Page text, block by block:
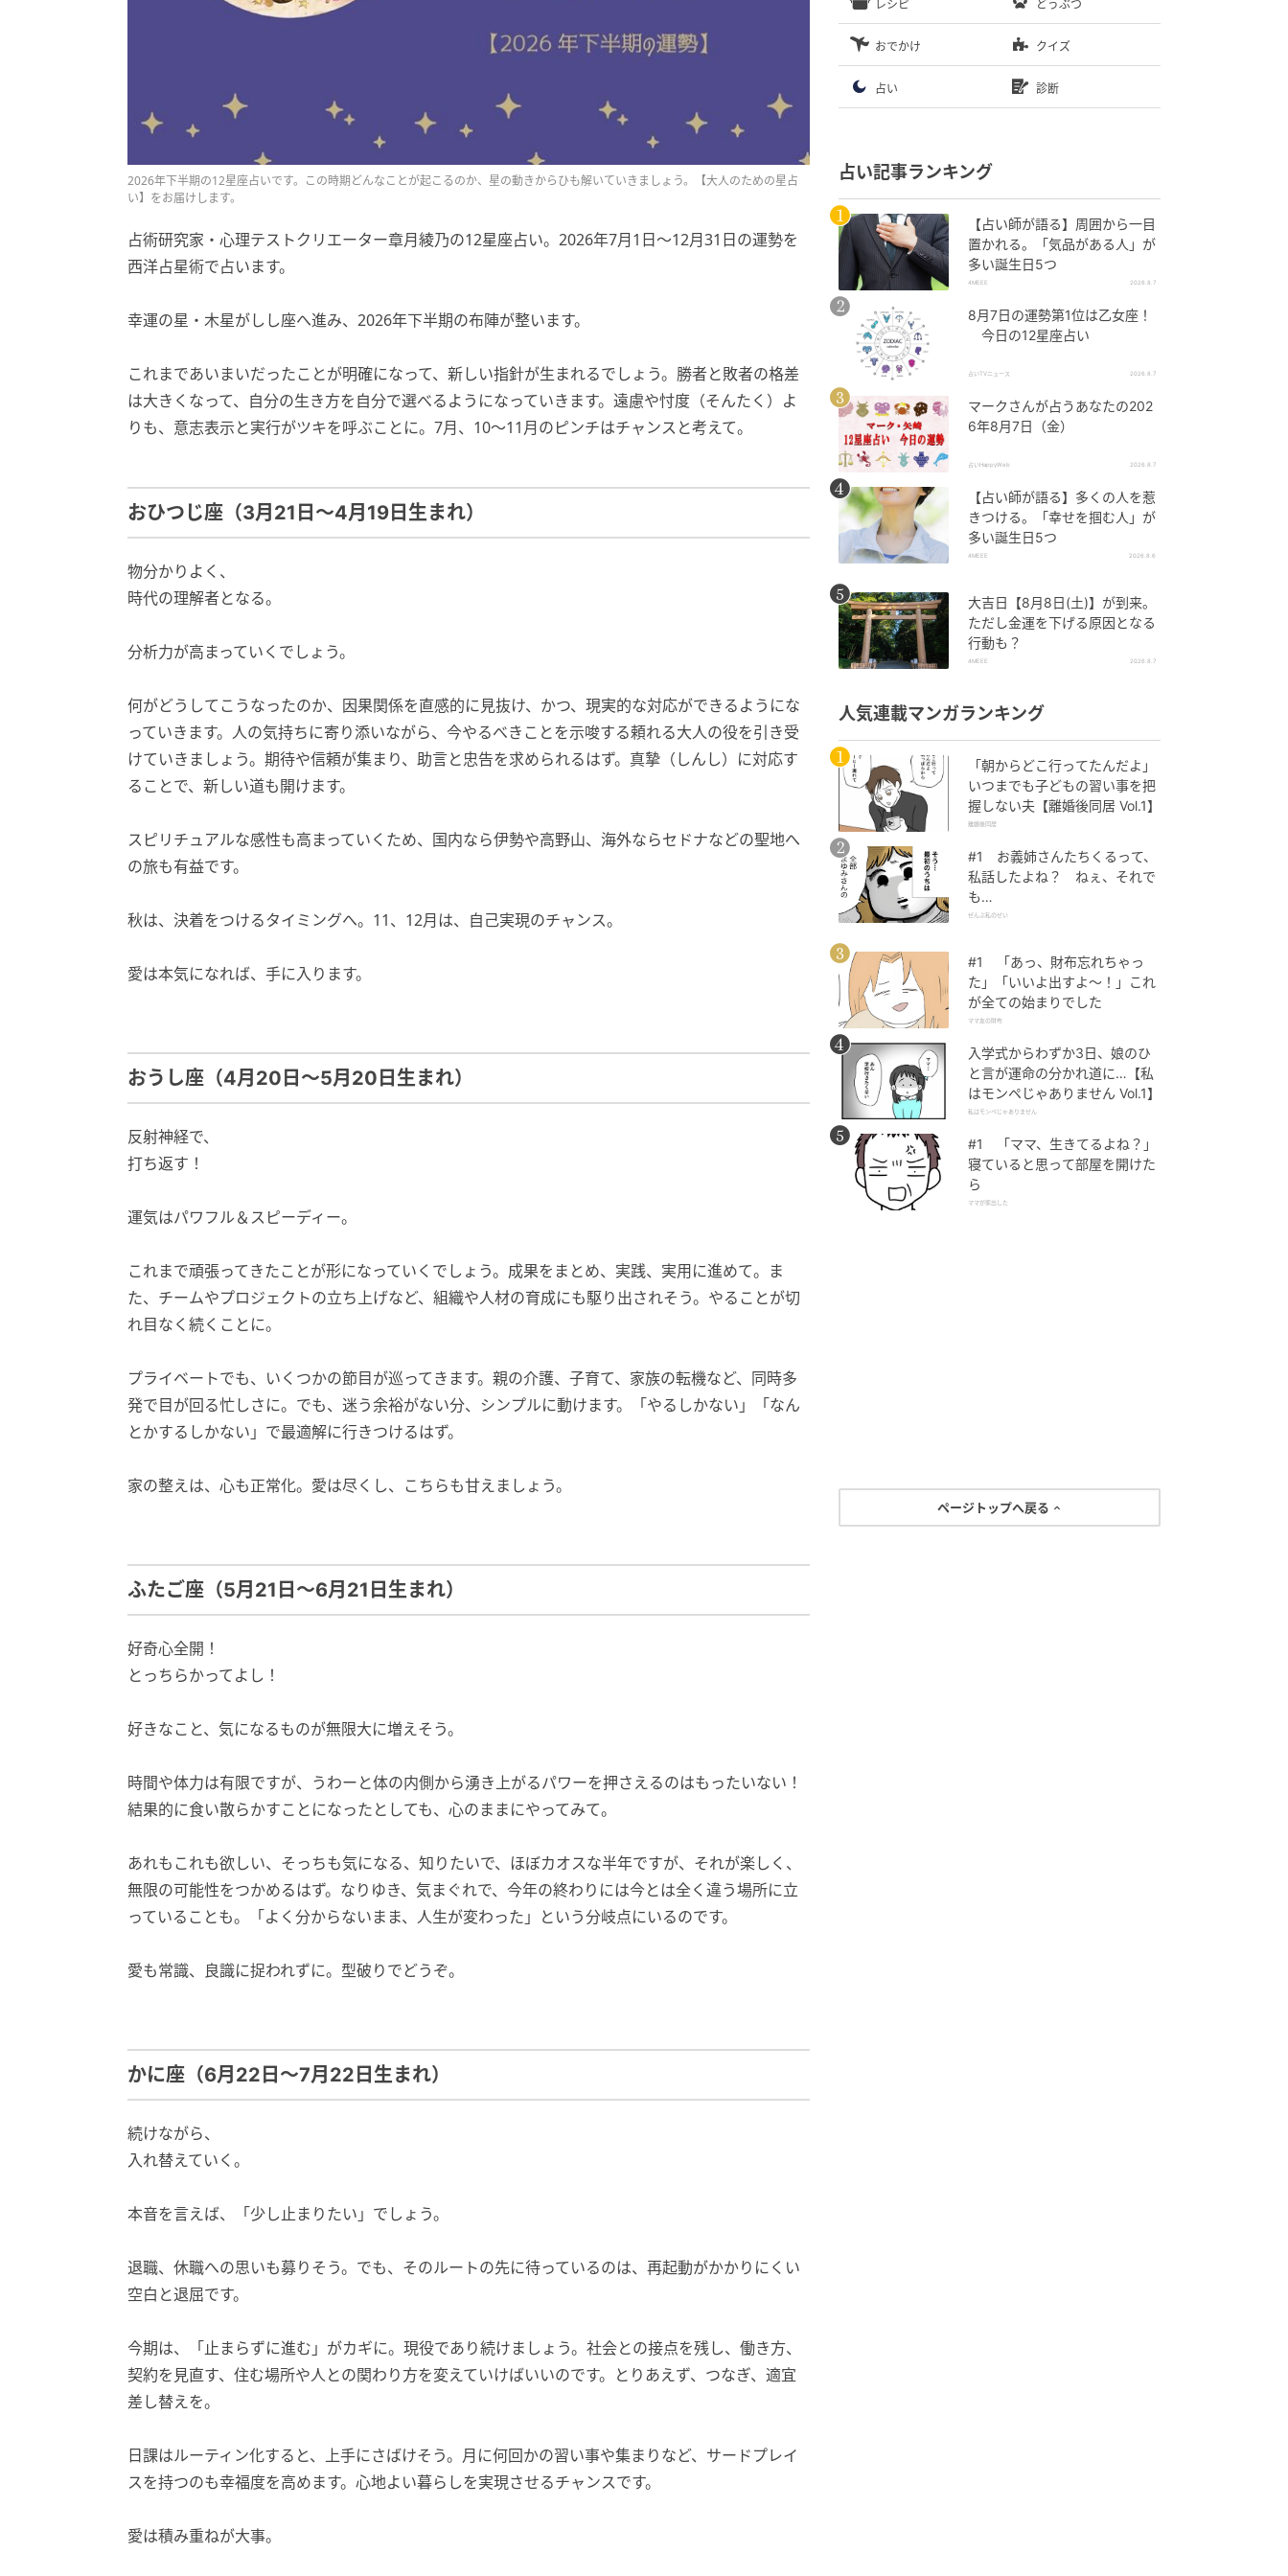
2026年下半期の12星座占いです。この時期どんなことが起こるのか、星の動きからひも解いていきましょう。【大人のための星占
い】をお届けします。
占術研究家・心理テストクリエーター章月綾乃の12星座占い。2026年7月1日～12月31日の運勢を
西洋占星術で占います。
幸運の星・木星がしし座へ進み、2026年下半期の布陣が整います。
これまであいまいだったことが明確になって、新しい指針が生まれるでしょう。勝者と敗者の格差
は大きくなって、自分の生き方を自分で選べるようになっていきます。遠慮や忖度（そんたく）よ
りも、意志表示と実行がツキを呼ぶことに。7月、10～11月のピンチはチャンスと考えて。
おひつじ座（3月21日～4月19日生まれ）
物分かりよく、
時代の理解者となる。
分析力が高まっていくでしょう。
何がどうしてこうなったのか、因果関係を直感的に見抜け、かつ、現実的な対応ができるようにな
っていきます。人の気持ちに寄り添いながら、今やるべきことを示唆する頼れる大人の役を引き受
けていきましょう。期待や信頼が集まり、助言と忠告を求められるはず。真摯（しんし）に対応す
ることで、新しい道も開けます。
スピリチュアルな感性も高まっていくため、国内なら伊勢や高野山、海外ならセドナなどの聖地へ
の旅も有益です。
秋は、決着をつけるタイミングへ。11、12月は、自己実現のチャンス。
愛は本気になれば、手に入ります。
おうし座（4月20日～5月20日生まれ）
反射神経で、
打ち返す！
運気はパワフル＆スピーディー。
これまで頑張ってきたことが形になっていくでしょう。成果をまとめ、実践、実用に進めて。ま
た、チームやプロジェクトの立ち上げなど、組織や人材の育成にも駆り出されそう。やることが切
れ目なく続くことに。
プライベートでも、いくつかの節目が巡ってきます。親の介護、子育て、家族の転機など、同時多
発で目が回る忙しさに。でも、迷う余裕がない分、シンプルに動けます。「やるしかない」「なん
とかするしかない」で最適解に行きつけるはず。
家の整えは、心も正常化。愛は尽くし、こちらも甘えましょう。
ふたご座（5月21日～6月21日生まれ）
好奇心全開！
とっちらかってよし！
好きなこと、気になるものが無限大に増えそう。
時間や体力は有限ですが、うわーと体の内側から湧き上がるパワーを押さえるのはもったいない！
結果的に食い散らかすことになったとしても、心のままにやってみて。
あれもこれも欲しい、そっちも気になる、知りたいで、ほぼカオスな半年ですが、それが楽しく、
無限の可能性をつかめるはず。なりゆき、気まぐれで、今年の終わりには今とは全く違う場所に立
っていることも。「よく分からないまま、人生が変わった」という分岐点にいるのです。
愛も常識、良識に捉われずに。型破りでどうぞ。
かに座（6月22日～7月22日生まれ）
続けながら、
入れ替えていく。
本音を言えば、「少し止まりたい」でしょう。
退職、休職への思いも募りそう。でも、そのルートの先に待っているのは、再起動がかかりにくい
空白と退屈です。
今期は、「止まらずに進む」がカギに。現役であり続けましょう。社会との接点を残し、働き方、
契約を見直す、住む場所や人との関わり方を変えていけばいいのです。とりあえず、つなぎ、適宜
差し替えを。
日課はルーティン化すると、上手にさばけそう。月に何回かの習い事や集まりなど、サードプレイ
スを持つのも幸福度を高めます。心地よい暮らしを実現させるチャンスです。
愛は積み重ねが大事。
レシピ どうぶつ
おでかけ クイズ
占い 診断
占い記事ランキング
【占い師が語る】周囲から一目
置かれる。「気品がある人」が
多い誕生日5つ
4MEEE 2026.8.7
8月7日の運勢第1位は乙女座！
今日の12星座占い
占いTVニュース 2026.8.7
マークさんが占うあなたの202
6年8月7日（金）
占いHappyWeb 2026.8.7
【占い師が語る】多くの人を惹
きつける。「幸せを掴む人」が
多い誕生日5つ
4MEEE 2026.8.6
大吉日【8月8日(土)】が到来。
ただし金運を下げる原因となる
行動も？
4MEEE 2026.8.7
人気連載マンガランキング
「朝からどこ行ってたんだよ」
いつまでも子どもの習い事を把
握しない夫【離婚後同居 Vol.1】
離婚後同居
#1 お義姉さんたちくるって、
私話したよね？ ねぇ、それで
も…
ぜんぶ私のせい
#1 「あっ、財布忘れちゃっ
た」「いいよ出すよ〜！」これ
が全ての始まりでした
ママ友の財布
入学式からわずか3日、娘のひ
と言が運命の分かれ道に…【私
はモンペじゃありません Vol.1】
私はモンペじゃありません
#1 「ママ、生きてるよね？」
寝ていると思って部屋を開けた
ら
ママが家出した
ページトップへ戻る